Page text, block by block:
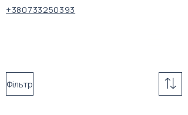
+380733250393
Фільтр